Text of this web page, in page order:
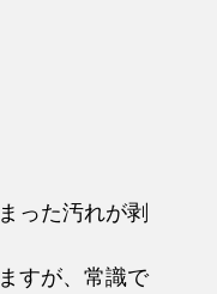
った汚れが剥
すが、常識で